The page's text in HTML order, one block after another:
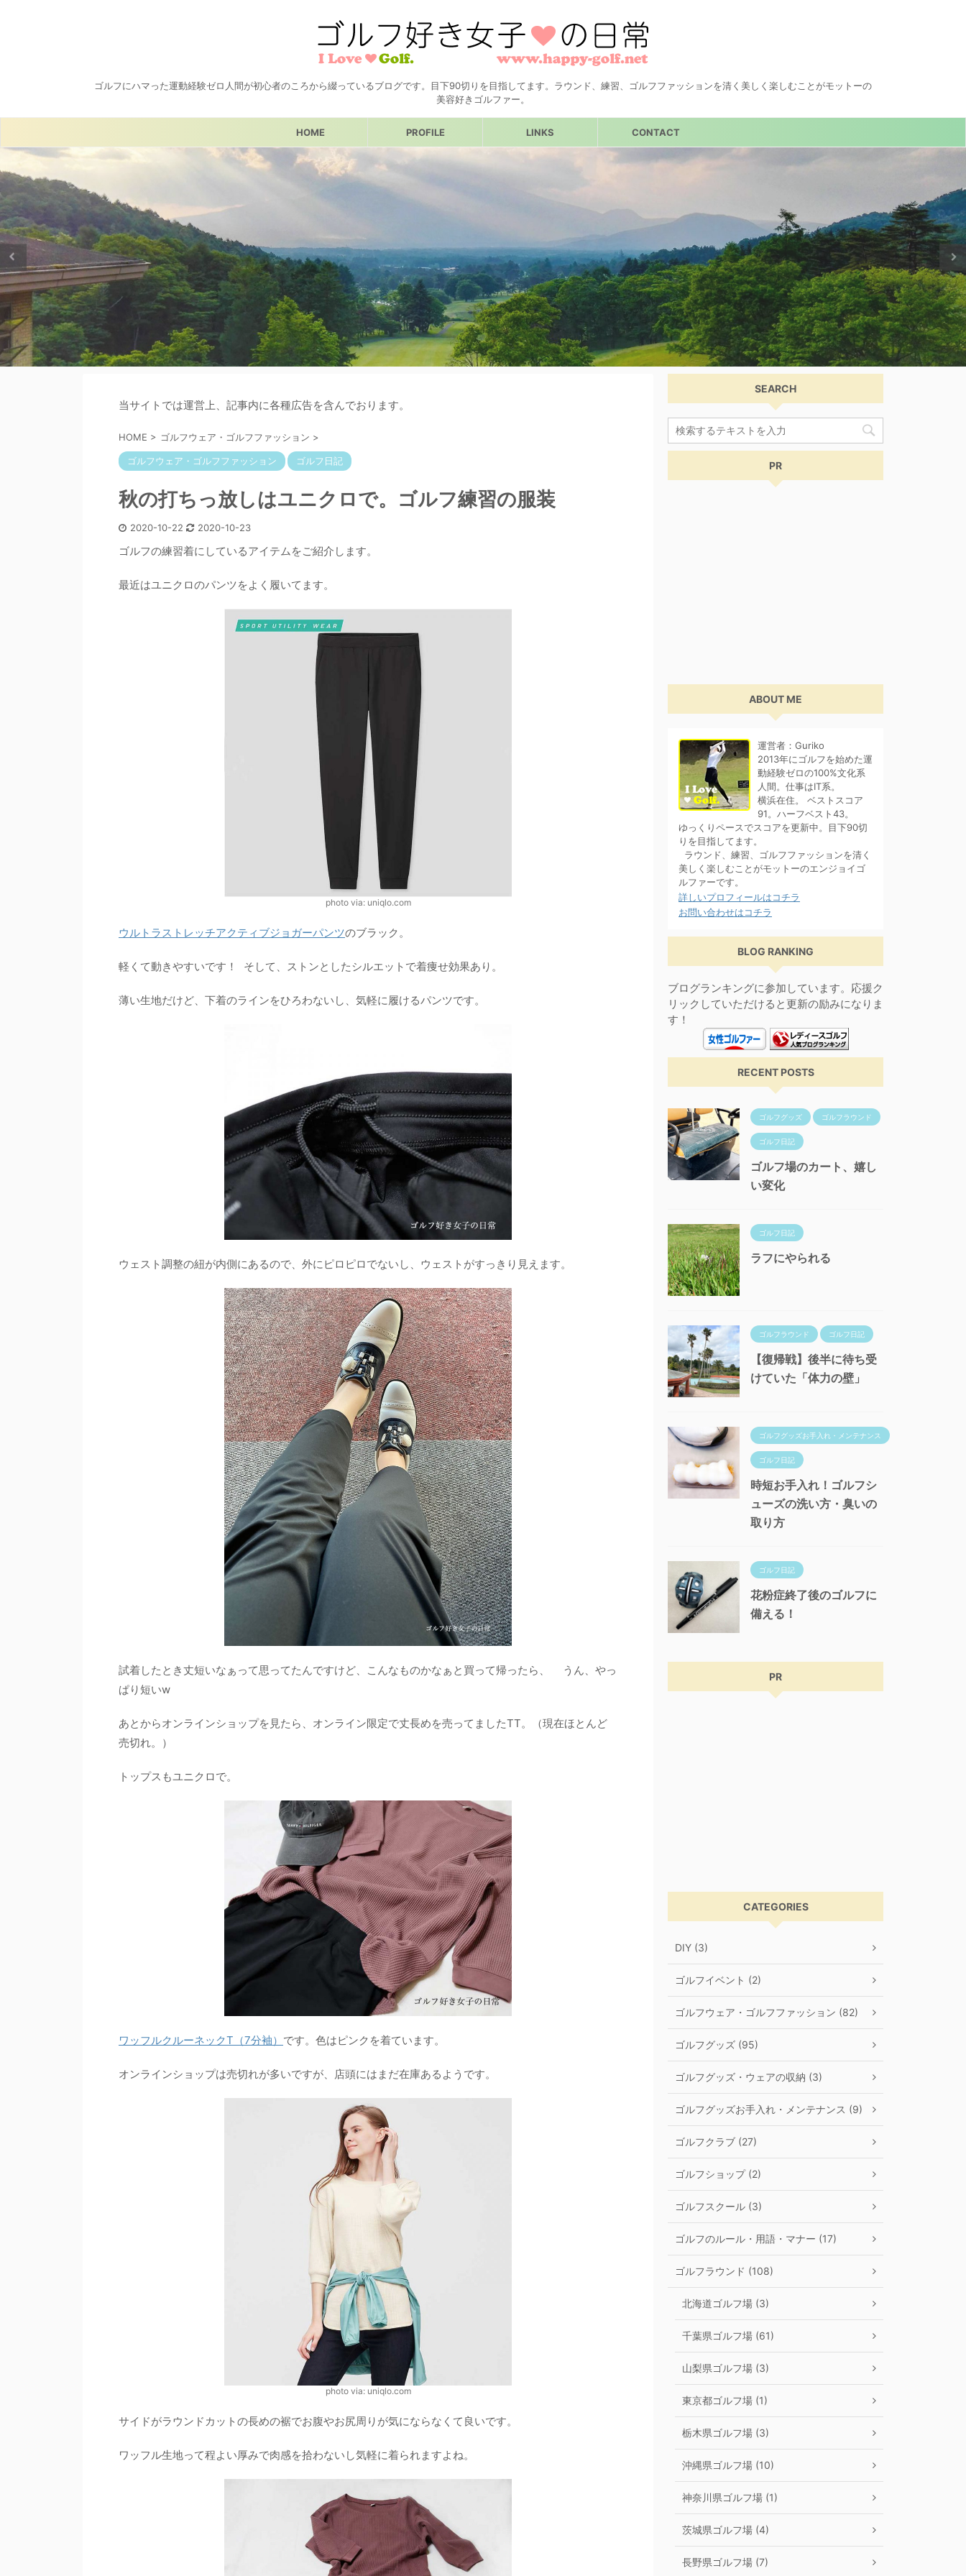
ゴルフにハマった運動経験ゼロ人間が初心者のころから綴っているブログです。目下90切りを目指してます。ラウンド、練習、ゴルフファッションを清く美しく楽しむことがモットーの
美容好きゴルファー。
HOME PROFILE LINKS CONTACT
当サイトでは運営上、記事内に各種広告を含んでおります。
HOME > ゴルフウェア・ゴルフファッション >
ゴルフウェア・ゴルフファッション ゴルフ日記
秋の打ちっ放しはユニクロで。ゴルフ練習の服装
2020-10-22 2020-10-23
ゴルフの練習着にしているアイテムをご紹介します。
最近はユニクロのパンツをよく履いてます。
photo via: uniqlo.com
ウルトラストレッチアクティブジョガーパンツのブラック。
軽くて動きやすいです！ そして、ストンとしたシルエットで着痩せ効果あり。
薄い生地だけど、下着のラインをひろわないし、気軽に履けるパンツです。
ウェスト調整の紐が内側にあるので、外にピロピロでないし、ウェストがすっきり見えます。
試着したとき丈短いなぁって思ってたんですけど、こんなものかなぁと買って帰ったら、 うん、やっ
ぱり短いw
あとからオンラインショップを見たら、オンライン限定で丈長めを売ってましたTT。（現在ほとんど
売切れ。）
トップスもユニクロで。
ワッフルクルーネックT（7分袖） です。色はピンクを着ています。
オンラインショップは売切れが多いですが、店頭にはまだ在庫あるようです。
photo via: uniqlo.com
サイドがラウンドカットの長めの裾でお腹やお尻周りが気にならなくて良いです。
ワッフル生地って程よい厚みで肉感を拾わないし気軽に着られますよね。
SEARCH
PR
ABOUT ME
運営者：Guriko
2013年にゴルフを始めた運
動経験ゼロの100%文化系
人間。仕事はIT系。
横浜在住。 ベストスコア
91。ハーフベスト43。
ゆっくりペースでスコアを更新中。目下90切
りを目指してます。
ラウンド、練習、ゴルフファッションを清く
美しく楽しむことがモットーのエンジョイゴ
ルファーです。
詳しいプロフィールはコチラ
お問い合わせはコチラ
BLOG RANKING
ブログランキングに参加しています。応援ク
リックしていただけると更新の励みになりま
す！
RECENT POSTS
ゴルフグッズ ゴルフラウンド
ゴルフ日記
ゴルフ場のカート、嬉し
い変化
ゴルフ日記
ラフにやられる
ゴルフラウンド ゴルフ日記
【復帰戦】後半に待ち受
けていた「体力の壁」
ゴルフグッズお手入れ・メンテナンス
ゴルフ日記
時短お手入れ！ゴルフシ
ューズの洗い方・臭いの
取り方
ゴルフ日記
花粉症終了後のゴルフに
備える！
PR
CATEGORIES
DIY (3)
ゴルフイベント (2)
ゴルフウェア・ゴルフファッション (82)
ゴルフグッズ (95)
ゴルフグッズ・ウェアの収納 (3)
ゴルフグッズお手入れ・メンテナンス (9)
ゴルフクラブ (27)
ゴルフショップ (2)
ゴルフスクール (3)
ゴルフのルール・用語・マナー (17)
ゴルフラウンド (108)
北海道ゴルフ場 (3)
千葉県ゴルフ場 (61)
山梨県ゴルフ場 (3)
東京都ゴルフ場 (1)
栃木県ゴルフ場 (3)
沖縄県ゴルフ場 (10)
神奈川県ゴルフ場 (1)
茨城県ゴルフ場 (4)
長野県ゴルフ場 (7)